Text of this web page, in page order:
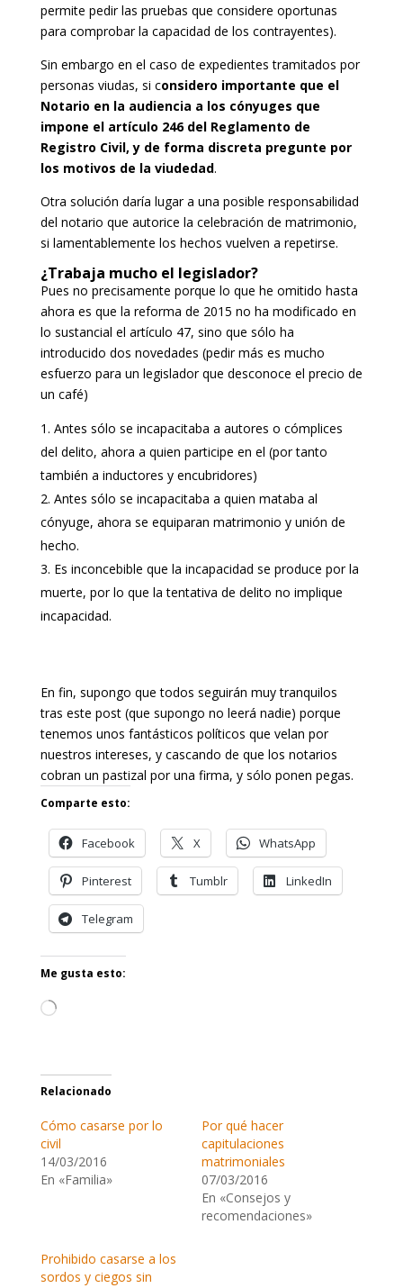
permite pedir las pruebas que considere oportunas
para comprobar la capacidad de los contrayentes).
Sin embargo en el caso de expedientes tramitados por
personas viudas, si considero importante que el
Notario en la audiencia a los cónyuges que
impone el artículo 246 del Reglamento de
Registro Civil, y de forma discreta pregunte por
los motivos de la viudedad.
Otra solución daría lugar a una posible responsabilidad
del notario que autorice la celebración de matrimonio,
si lamentablemente los hechos vuelven a repetirse.
¿Trabaja mucho el legislador?
Pues no precisamente porque lo que he omitido hasta
ahora es que la reforma de 2015 no ha modificado en
lo sustancial el artículo 47, sino que sólo ha
introducido dos novedades (pedir más es mucho
esfuerzo para un legislador que desconoce el precio de
un café)
Antes sólo se incapacitaba a autores o cómplices
del delito, ahora a quien participe en el (por tanto
también a inductores y encubridores)
Antes sólo se incapacitaba a quien mataba al
cónyuge, ahora se equiparan matrimonio y unión de
hecho.
Es inconcebible que la incapacidad se produce por la
muerte, por lo que la tentativa de delito no implique
incapacidad.
En fin, supongo que todos seguirán muy tranquilos
tras este post (que supongo no leerá nadie) porque
tenemos unos fantásticos políticos que velan por
nuestros intereses, y cascando de que los notarios
cobran un pastizal por una firma, y sólo ponen pegas.
Comparte esto:
Facebook X WhatsApp
Pinterest Tumblr LinkedIn
Telegram
Me gusta esto:
Cargando...
Relacionado
Cómo casarse por lo
civil
14/03/2016
En «Familia»
Por qué hacer
capitulaciones
matrimoniales
07/03/2016
En «Consejos y
recomendaciones»
Prohibido casarse a los
sordos y ciegos sin